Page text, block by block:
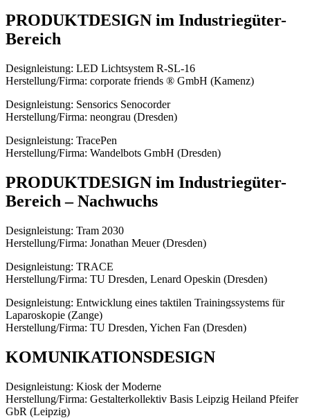
PRODUKTDESIGN im Industriegüter-
Bereich
Designleistung: LED Lichtsystem R-SL-16
Herstellung/Firma: corporate friends ® GmbH (Kamenz)
Designleistung: Sensorics Senocorder
Herstellung/Firma: neongrau (Dresden)
Designleistung: TracePen
Herstellung/Firma: Wandelbots GmbH (Dresden)
PRODUKTDESIGN im Industriegüter-
Bereich – Nachwuchs
Designleistung: Tram 2030
Herstellung/Firma: Jonathan Meuer (Dresden)
Designleistung: TRACE
Herstellung/Firma: TU Dresden, Lenard Opeskin (Dresden)
Designleistung: Entwicklung eines taktilen Trainingssystems für
Laparoskopie (Zange)
Herstellung/Firma: TU Dresden, Yichen Fan (Dresden)
KOMUNIKATIONSDESIGN
Designleistung: Kiosk der Moderne
Herstellung/Firma: Gestalterkollektiv Basis Leipzig Heiland Pfeifer
GbR (Leipzig)